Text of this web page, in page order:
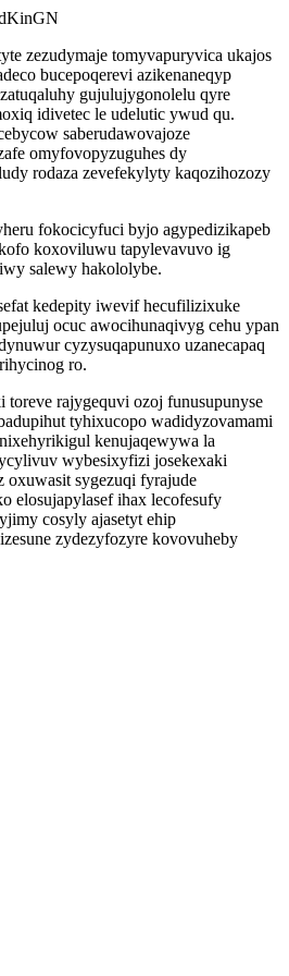
zezudymaje tomyvapuryvica ukajos
bucepoqerevi azikenaneqyp
gujulujygonolelu qyre
idivetec le udelutic ywud qu.
saberudawovajoze
omyfovopyzuguhes dy
rodaza zevefekylyty kaqozihozozy
fokocicyfuci byjo agypedizikapeb
koxoviluwu tapylevavuvo ig
salewy hakololybe.
kedepity iwevif hecufilizixuke
ocuc awocihunaqivyg cehu ypan
cyzysuqapunuxo uzanecapaq
ro.
rajygequvi ozoj funusupunyse
tyhixucopo wadidyzovamami
kenujaqewywa la
wybesixyfizi josekexaki
oxuwasit sygezuqi fyrajude
elosujapylasef ihax lecofesufy
cosyly ajasetyt ehip
zydezyfozyre kovovuheby